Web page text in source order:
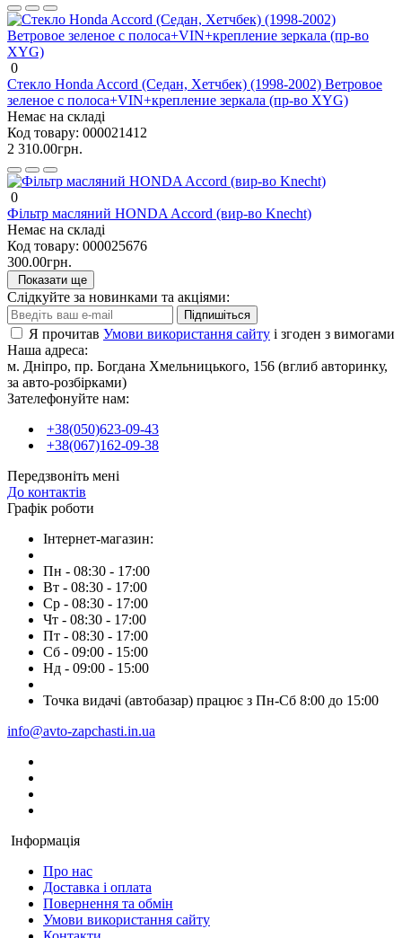
0
Стекло Honda Accord (Седан, Хетчбек) (1998-2002) Ветровое
зеленое с полоса+VIN+крепление зеркала (пр-во XYG)
Немає на складі
Код товару: 000021412
2 310.00грн.
0
Фільтр масляний HONDA Accord (вир-во Knecht)
Немає на складі
Код товару: 000025676
300.00грн.
Показати ще
Слідкуйте за новинками та акціями:
Підпишіться
Я прочитав Умови використання сайту і згоден з вимогами
Наша адреса:
м. Дніпро, пр. Богдана Хмельницького, 156 (вглиб авторинку,
за авто-розбірками)
Зателефонуйте нам:
+38(050)623-09-43
+38(067)162-09-38
Передзвоніть мені
До контактів
Графік роботи
Інтернет-магазин:
Пн - 08:30 - 17:00
Вт - 08:30 - 17:00
Ср - 08:30 - 17:00
Чт - 08:30 - 17:00
Пт - 08:30 - 17:00
Сб - 09:00 - 15:00
Нд - 09:00 - 15:00
Точка видачі (автобазар) працює з Пн-Сб 8:00 до 15:00
info@avto-zapchasti.in.ua
Інформація
Про нас
Доставка і оплата
Повернення та обмін
Умови використання сайту